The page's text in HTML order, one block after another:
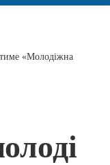
«Молодіжна